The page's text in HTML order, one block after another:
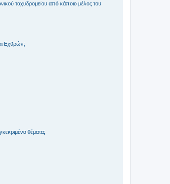
ταχυδρομείου από κάποιο μέλος του
Εχθρών;
θέματα;